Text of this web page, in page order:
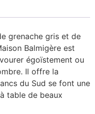
grenache gris et de
Balmigère est
égoïstement ou
Il offre la
du Sud se font une
table de beaux